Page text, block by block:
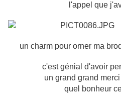
l'appel que
un charm pour orner ma
c'est génial d'avoir
un grand grand
quel bonheur